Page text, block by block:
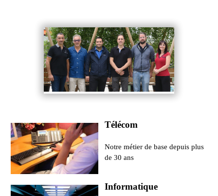
Télécom
Notre métier de base depuis plus
de 30 ans
Informatique